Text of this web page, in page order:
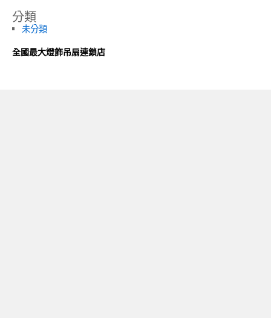
分類
未分類
全國最大燈飾吊扇連鎖店